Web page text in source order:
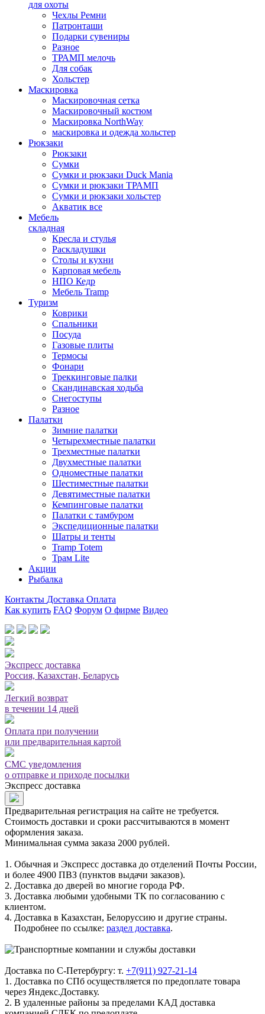
для охоты
Чехлы Ремни
Патронташи
Подарки сувениры
Разное
ТРАМП мелочь
Для собак
Хольстер
Маскировка
Маскировочная сетка
Маскировочный костюм
Маскировка NorthWay
маскировка и одежда хольстер
Рюкзаки
Рюкзаки
Сумки
Сумки и рюкзаки Duck Mania
Сумки и рюкзаки ТРАМП
Сумки и рюкзаки хольстер
Акватик все
Мебель
складная
Кресла и стулья
Раскладушки
Столы и кухни
Карповая мебель
НПО Кедр
Мебель Tramp
Туризм
Коврики
Спальники
Посуда
Газовые плиты
Термосы
Фонари
Треккинговые палки
Скандинавская ходьба
Снегоступы
Разное
Палатки
Зимние палатки
Четырехместные палатки
Трехместные палатки
Двухместные палатки
Одноместные палатки
Шестиместные палатки
Девятиместные палатки
Кемпинговые палатки
Палатки с тамбуром
Экспедиционные палатки
Шатры и тенты
Tramp Totem
Трам Lite
Акции
Рыбалка
Контакты Доставка Оплата
Как купить FAQ Форум О фирме Видео
Экспресс доставка
Россия, Казахстан, Беларусь
Легкий возврат
в течении 14 дней
Оплата при получении
или предварительная картой
СМС уведомления
о отправке и приходе посылки
Экспресс доставка
Предварительная регистрация на сайте не требуется.
Стоимость доставки и сроки рассчитываются в момент
оформления заказа.
Минимальная сумма заказа 2000 рублей.
1. Обычная и Экспресс доставка до отделений Почты России,
и более 4900 ПВЗ (пунктов выдачи заказов).
2. Доставка до дверей во многие города РФ.
3. Доставка любыми удобными ТК по согласованию с
клиентом.
4. Доставка в Казахстан, Белоруссию и другие страны.
Подробнее по ссылке: раздел доставка.
Доставка по С-Петербургу: т. +7(911) 927-21-14
1. Доставка по СПб осуществляется по предоплате товара
через Яндекс.Доставку.
2. В удаленные районы за пределами КАД доставка